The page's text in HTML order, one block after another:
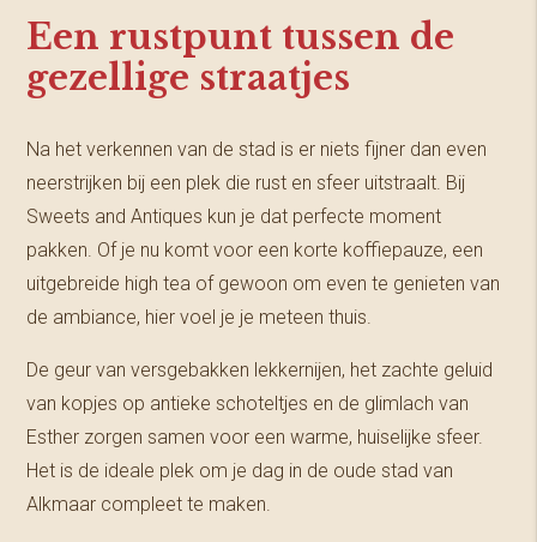
Een rustpunt tussen de
gezellige straatjes
Na het verkennen van de stad is er niets fijner dan even
neerstrijken bij een plek die rust en sfeer uitstraalt. Bij
Sweets and Antiques kun je dat perfecte moment
pakken. Of je nu komt voor een korte koffiepauze, een
uitgebreide high tea of gewoon om even te genieten van
de ambiance, hier voel je je meteen thuis.
De geur van versgebakken lekkernijen, het zachte geluid
van kopjes op antieke schoteltjes en de glimlach van
Esther zorgen samen voor een warme, huiselijke sfeer.
Het is de ideale plek om je dag in de oude stad van
Alkmaar compleet te maken.